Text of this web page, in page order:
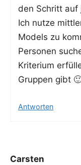
den Schritt auf
Ich nut­ze
Models zu
Per­so­nen
Kri­te­ri­um
Grup­pen gibt
Antworten
Carsten